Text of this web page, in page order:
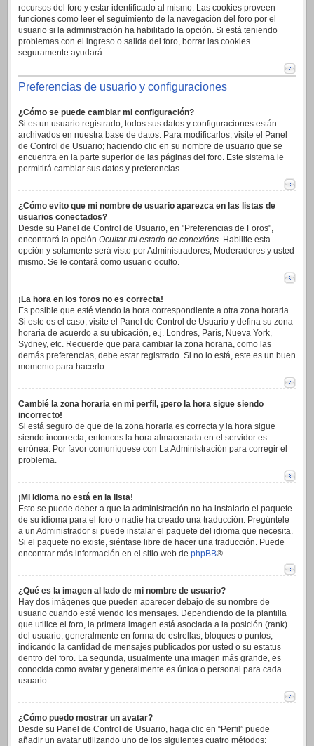
recursos del foro y estar identificado al mismo. Las cookies proveen
funciones como leer el seguimiento de la navegación del foro por el
usuario si la administración ha habilitado la opción. Si está teniendo
problemas con el ingreso o salida del foro, borrar las cookies
seguramente ayudará.
Preferencias de usuario y configuraciones
¿Cómo se puede cambiar mi configuración?
Si es un usuario registrado, todos sus datos y configuraciones están
archivados en nuestra base de datos. Para modificarlos, visite el Panel
de Control de Usuario; haciendo clic en su nombre de usuario que se
encuentra en la parte superior de las páginas del foro. Este sistema le
permitirá cambiar sus datos y preferencias.
¿Cómo evito que mi nombre de usuario aparezca en las listas de
usuarios conectados?
Desde su Panel de Control de Usuario, en "Preferencias de Foros",
encontrará la opción Ocultar mi estado de conexións. Habilite esta
opción y solamente será visto por Administradores, Moderadores y usted
mismo. Se le contará como usuario oculto.
¡La hora en los foros no es correcta!
Es posible que esté viendo la hora correspondiente a otra zona horaria.
Si este es el caso, visite el Panel de Control de Usuario y defina su zona
horaria de acuerdo a su ubicación, e.j. Londres, París, Nueva York,
Sydney, etc. Recuerde que para cambiar la zona horaria, como las
demás preferencias, debe estar registrado. Si no lo está, este es un buen
momento para hacerlo.
Cambié la zona horaria en mi perfil, ¡pero la hora sigue siendo
incorrecto!
Si está seguro de que de la zona horaria es correcta y la hora sigue
siendo incorrecta, entonces la hora almacenada en el servidor es
errónea. Por favor comuníquese con La Administración para corregir el
problema.
¡Mi idioma no está en la lista!
Esto se puede deber a que la administración no ha instalado el paquete
de su idioma para el foro o nadie ha creado una traducción. Pregúntele
a un Administrador si puede instalar el paquete del idioma que necesita.
Si el paquete no existe, siéntase libre de hacer una traducción. Puede
encontrar más información en el sitio web de phpBB®
¿Qué es la imagen al lado de mi nombre de usuario?
Hay dos imágenes que pueden aparecer debajo de su nombre de
usuario cuando esté viendo los mensajes. Dependiendo de la plantilla
que utilice el foro, la primera imagen está asociada a la posición (rank)
del usuario, generalmente en forma de estrellas, bloques o puntos,
indicando la cantidad de mensajes publicados por usted o su estatus
dentro del foro. La segunda, usualmente una imagen más grande, es
conocida como avatar y generalmente es única o personal para cada
usuario.
¿Cómo puedo mostrar un avatar?
Desde su Panel de Control de Usuario, haga clic en “Perfil” puede
añadir un avatar utilizando uno de los siguientes cuatro métodos: